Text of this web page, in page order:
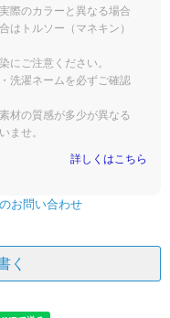
際のカラーと異なる場合
はトルソー（マネキン）
にご注意ください。
洗濯ネームを必ずご確認
材の質感が多少が異なる
ませ。
詳しくはこちら
お問い合わせ
く